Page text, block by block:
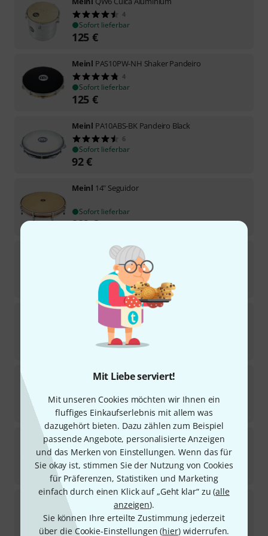
Mit Liebe serviert!
Mit unseren Cookies möchten wir Ihnen ein
fluffiges Einkaufserlebnis mit allem was
dazugehört bieten. Dazu zählen zum Beispiel
passende Angebote, personalisierte Anzeigen
und das Merken von Einstellungen. Wenn das für
Sie okay ist, stimmen Sie der Nutzung von Cookies
für Präferenzen, Statistiken und Marketing
einfach durch einen Klick auf „Geht klar“ zu (alle
anzeigen).
Sie können Ihre erteilte Zustimmung jederzeit
über die Cookie-Einstellungen (hier) widerrufen.
4
Sofort lieferbar
125 €
Meinl PAS10PW-NH Shaker Pandeiro
4
Sofort lieferbar
125 €
Meinl PA10ABS-BK Pandeiro Black
6
Sofort lieferbar
92€
Meinl 14" Seguidor
Sofort lieferbar
209€
RE10 10"x10" Repinique Alu
4
Sofort lieferbar
TBR06ALU 6" Tamborim Aluminium
6
Sofort lieferbar
PA10PW-M Traditional Pandeiro
Sofort lieferbar
119 €
MeinlTBR06ABS-Y 6" Tamborim Yellow
18
Sofort lieferbar
38€
TBR06ABS-R 6" Tamborim Red
14
Sofort lieferbar